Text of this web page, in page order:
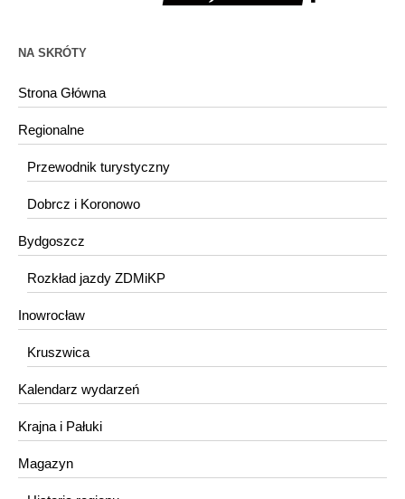
NA SKRÓTY
Strona Główna
Regionalne
Przewodnik turystyczny
Dobrcz i Koronowo
Bydgoszcz
Rozkład jazdy ZDMiKP
Inowrocław
Kruszwica
Kalendarz wydarzeń
Krajna i Pałuki
Magazyn